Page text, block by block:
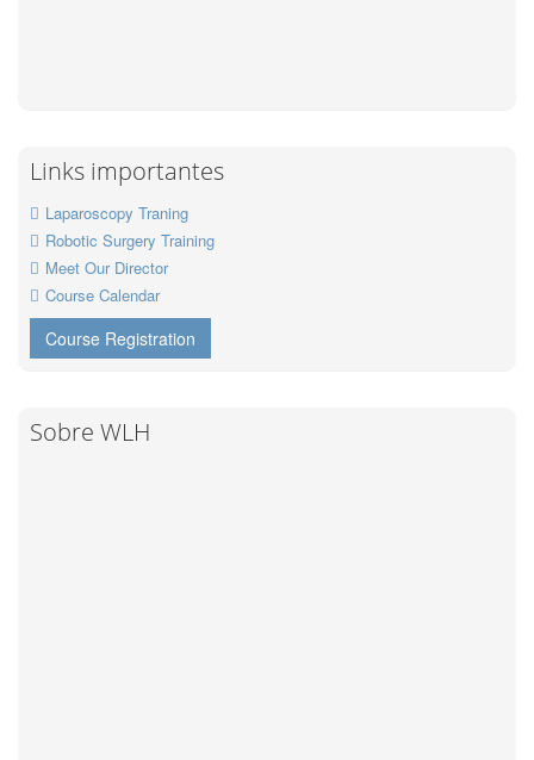
Links importantes
Laparoscopy Traning
Robotic Surgery Training
Meet Our Director
Course Calendar
Course Registration
Sobre WLH